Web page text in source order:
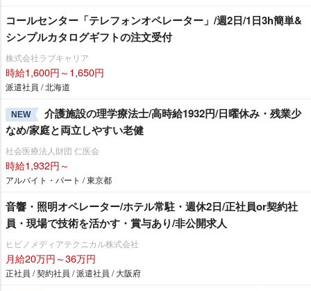
コールセンター「テレフォンオペレーター」/週2日/1日3h簡単&
シンプルカタログギフトの注文受付
株式会社ラブキャリア
時給1,600円～1,650円
派遣社員 / 北海道
NEW
介護施設の理学療法士/高時給1932円/日曜休み・残業少
なめ/家庭と両立しやすい老健
社会医療法人財団 仁医会
時給1,932円～
アルバイト・パート / 東京都
音響・照明オペレーター/ホテル常駐・週休2日/正社員or契約社
員・現場で技術を活かす・賞与あり/非公開求人
ヒビノメディアテクニカル株式会社
月給20万円～36万円
正社員 / 契約社員 / 派遣社員 / 大阪府